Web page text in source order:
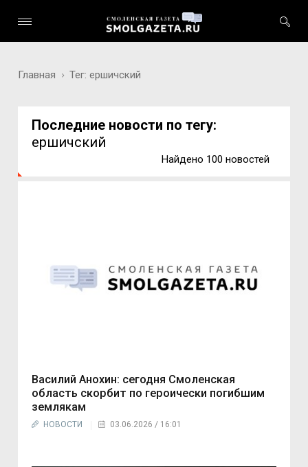
Главная Тег: ершичский
Последние новости по тегу:
ершичский
Найдено 100 новостей
Василий Анохин: сегодня Смоленская
область скорбит по героически погибшим
землякам
НОВОСТИ 03.06.2026 / 16:01